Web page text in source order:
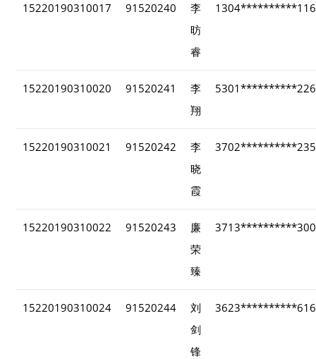
15220190310017 91520240
李
昉
睿
15220190310020 91520241
李
翔
15220190310021 91520242
李
晓
霞
15220190310022 91520243
廉
荣
臻
15220190310024 91520244
刘
剑
锋